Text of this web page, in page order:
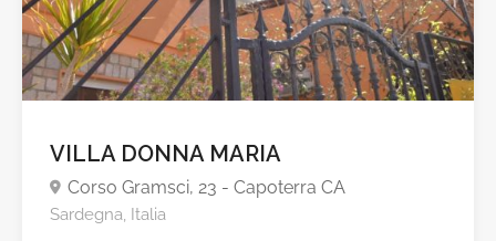
VILLA DONNA MARIA
Corso Gramsci, 23 - Capoterra CA
Sardegna, Italia